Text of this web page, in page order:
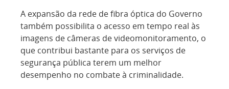
A expansão da rede de fibra óptica do Governo
também possibilita o acesso em tempo real às
imagens de câmeras de videomonitoramento, o
que contribui bastante para os serviços de
segurança pública terem um melhor
desempenho no combate à criminalidade.